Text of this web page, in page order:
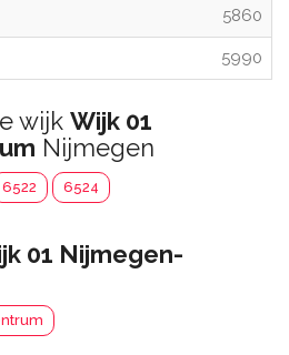
5860
5990
wijk Wijk 01
Nijmegen
6522 6524
01 Nijmegen-